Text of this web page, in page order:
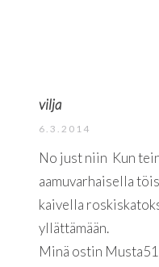
vilja
6.3.2014
No just niin Kun
aamuvarhaisella
kaivella
yllättämään.
Minä ostin